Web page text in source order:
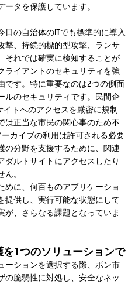
タを保護しています。
の自治体のITでも標準的に導入
撃、持続的標的型攻撃、ランサ
それでは確実に検知することが
ライアントのセキュリティを強
です。特に重要なのは2つの側面
ルのセキュリティです。民間企
イトへのアクセスを厳密に規制
は正当な市民の関心事のため不
ーカイブの利用は許可される必要
の分野を支援するために、関連
ダルトサイトにアクセスしたり
。
めに、何百ものアプリケーショ
提供し、実行可能な状態にして
が、さらなる課題となっていま
1つのソリューションで
ーションを選択する際、ボン市
の脆弱性に対処し、安全なネッ